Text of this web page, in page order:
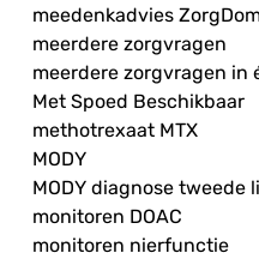
meedenkadvies
meerdere zorgvragen
meerdere zorgvragen in
Met Spoed Beschikbaar
methotrexaat MTX
MODY
MODY diagnose
monitoren DOAC
monitoren nierfunctie